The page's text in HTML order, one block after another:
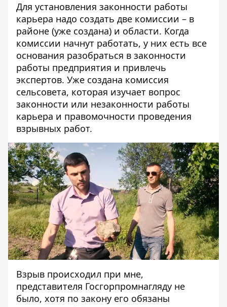
Для установления законности работы
карьера надо создать две комиссии – в
районе (уже создана) и области. Когда
комиссии начнут работать, у них есть все
основания разобраться в законности
работы предприятия и привлечь
экспертов. Уже создана комиссия
сельсовета, которая изучает вопрос
законности или незаконности работы
карьера и правомочности проведения
взрывных работ.
Взрыв происходил при мне,
представителя Госгорпромнагляду не
было, хотя по закону его обязаны